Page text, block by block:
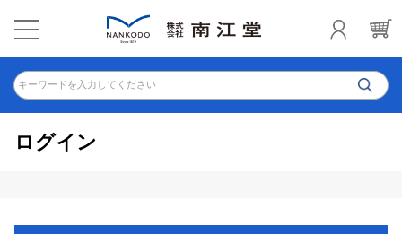
キーワードを入力してください
ログイン